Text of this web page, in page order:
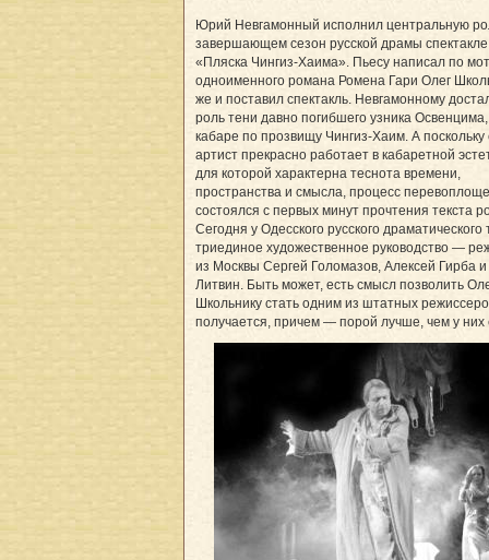
Юрий Невгамонный исполнил центральную
завершающем сезон русской драмы
«Пляска Чингиз-Хаима». Пьесу написал по
одноименного романа Ромена Гари Олег
же и поставил спектакль. Невгамонному
роль тени давно погибшего узника
кабаре по прозвищу Чингиз-Хаим. А поскольку
артист прекрасно работает в кабаретной
для которой характерна теснота времени,
пространства и смысла, процесс
состоялся с первых минут прочтения текста
Сегодня у Одесского русского драматического
триединое художественное руководство —
из Москвы Сергей Голомазов, Алексей Гирба
Литвин. Быть может, есть смысл позволить
Школьнику стать одним из штатных
получается, причем — порой лучше, чем у них